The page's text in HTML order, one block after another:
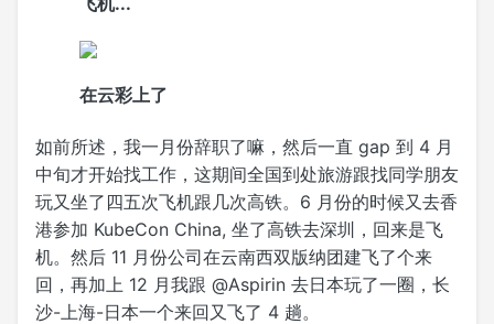
在云彩上了
如前所述，我一月份辞职了嘛，然后一直 gap 到 4 月
中旬才开始找工作，这期间全国到处旅游跟找同学朋友
玩又坐了四五次飞机跟几次高铁。6 月份的时候又去香
港参加 KubeCon China, 坐了高铁去深圳，回来是飞
机。然后 11 月份公司在云南西双版纳团建飞了个来
回，再加上 12 月我跟 @Aspirin 去日本玩了一圈，长
沙-上海-日本一个来回又飞了 4 趟。